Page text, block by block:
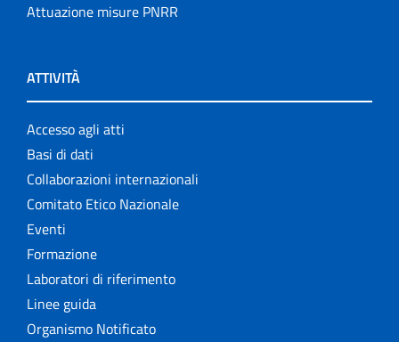
Attuazione misure PNRR
ATTIVITÀ
Accesso agli atti
Basi di dati
Collaborazioni internazionali
Comitato Etico Nazionale
Eventi
Formazione
Laboratori di riferimento
Linee guida
Organismo Notificato